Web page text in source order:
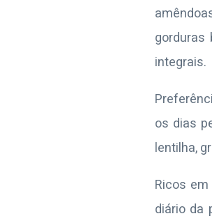
integrais.
os dias
lentilha,
Ricos
diário da